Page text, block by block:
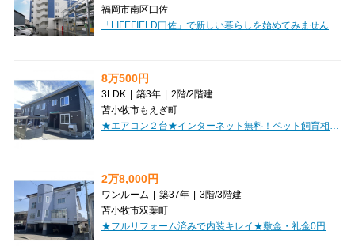
福岡市南区曰佐
8万500円
3LDK | 築3年 | 2階/2階建
苫小牧市もえぎ町
2万8,000円
ワンルーム | 築37年 | 3階/3階建
苫小牧市双葉町